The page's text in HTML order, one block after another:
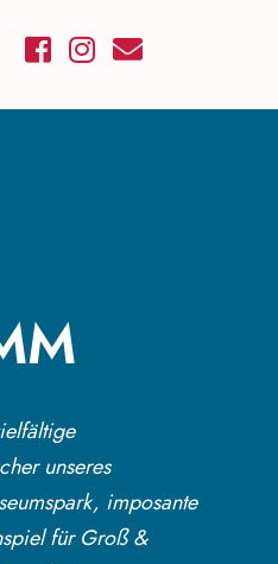
unseres
imposante
für Groß &